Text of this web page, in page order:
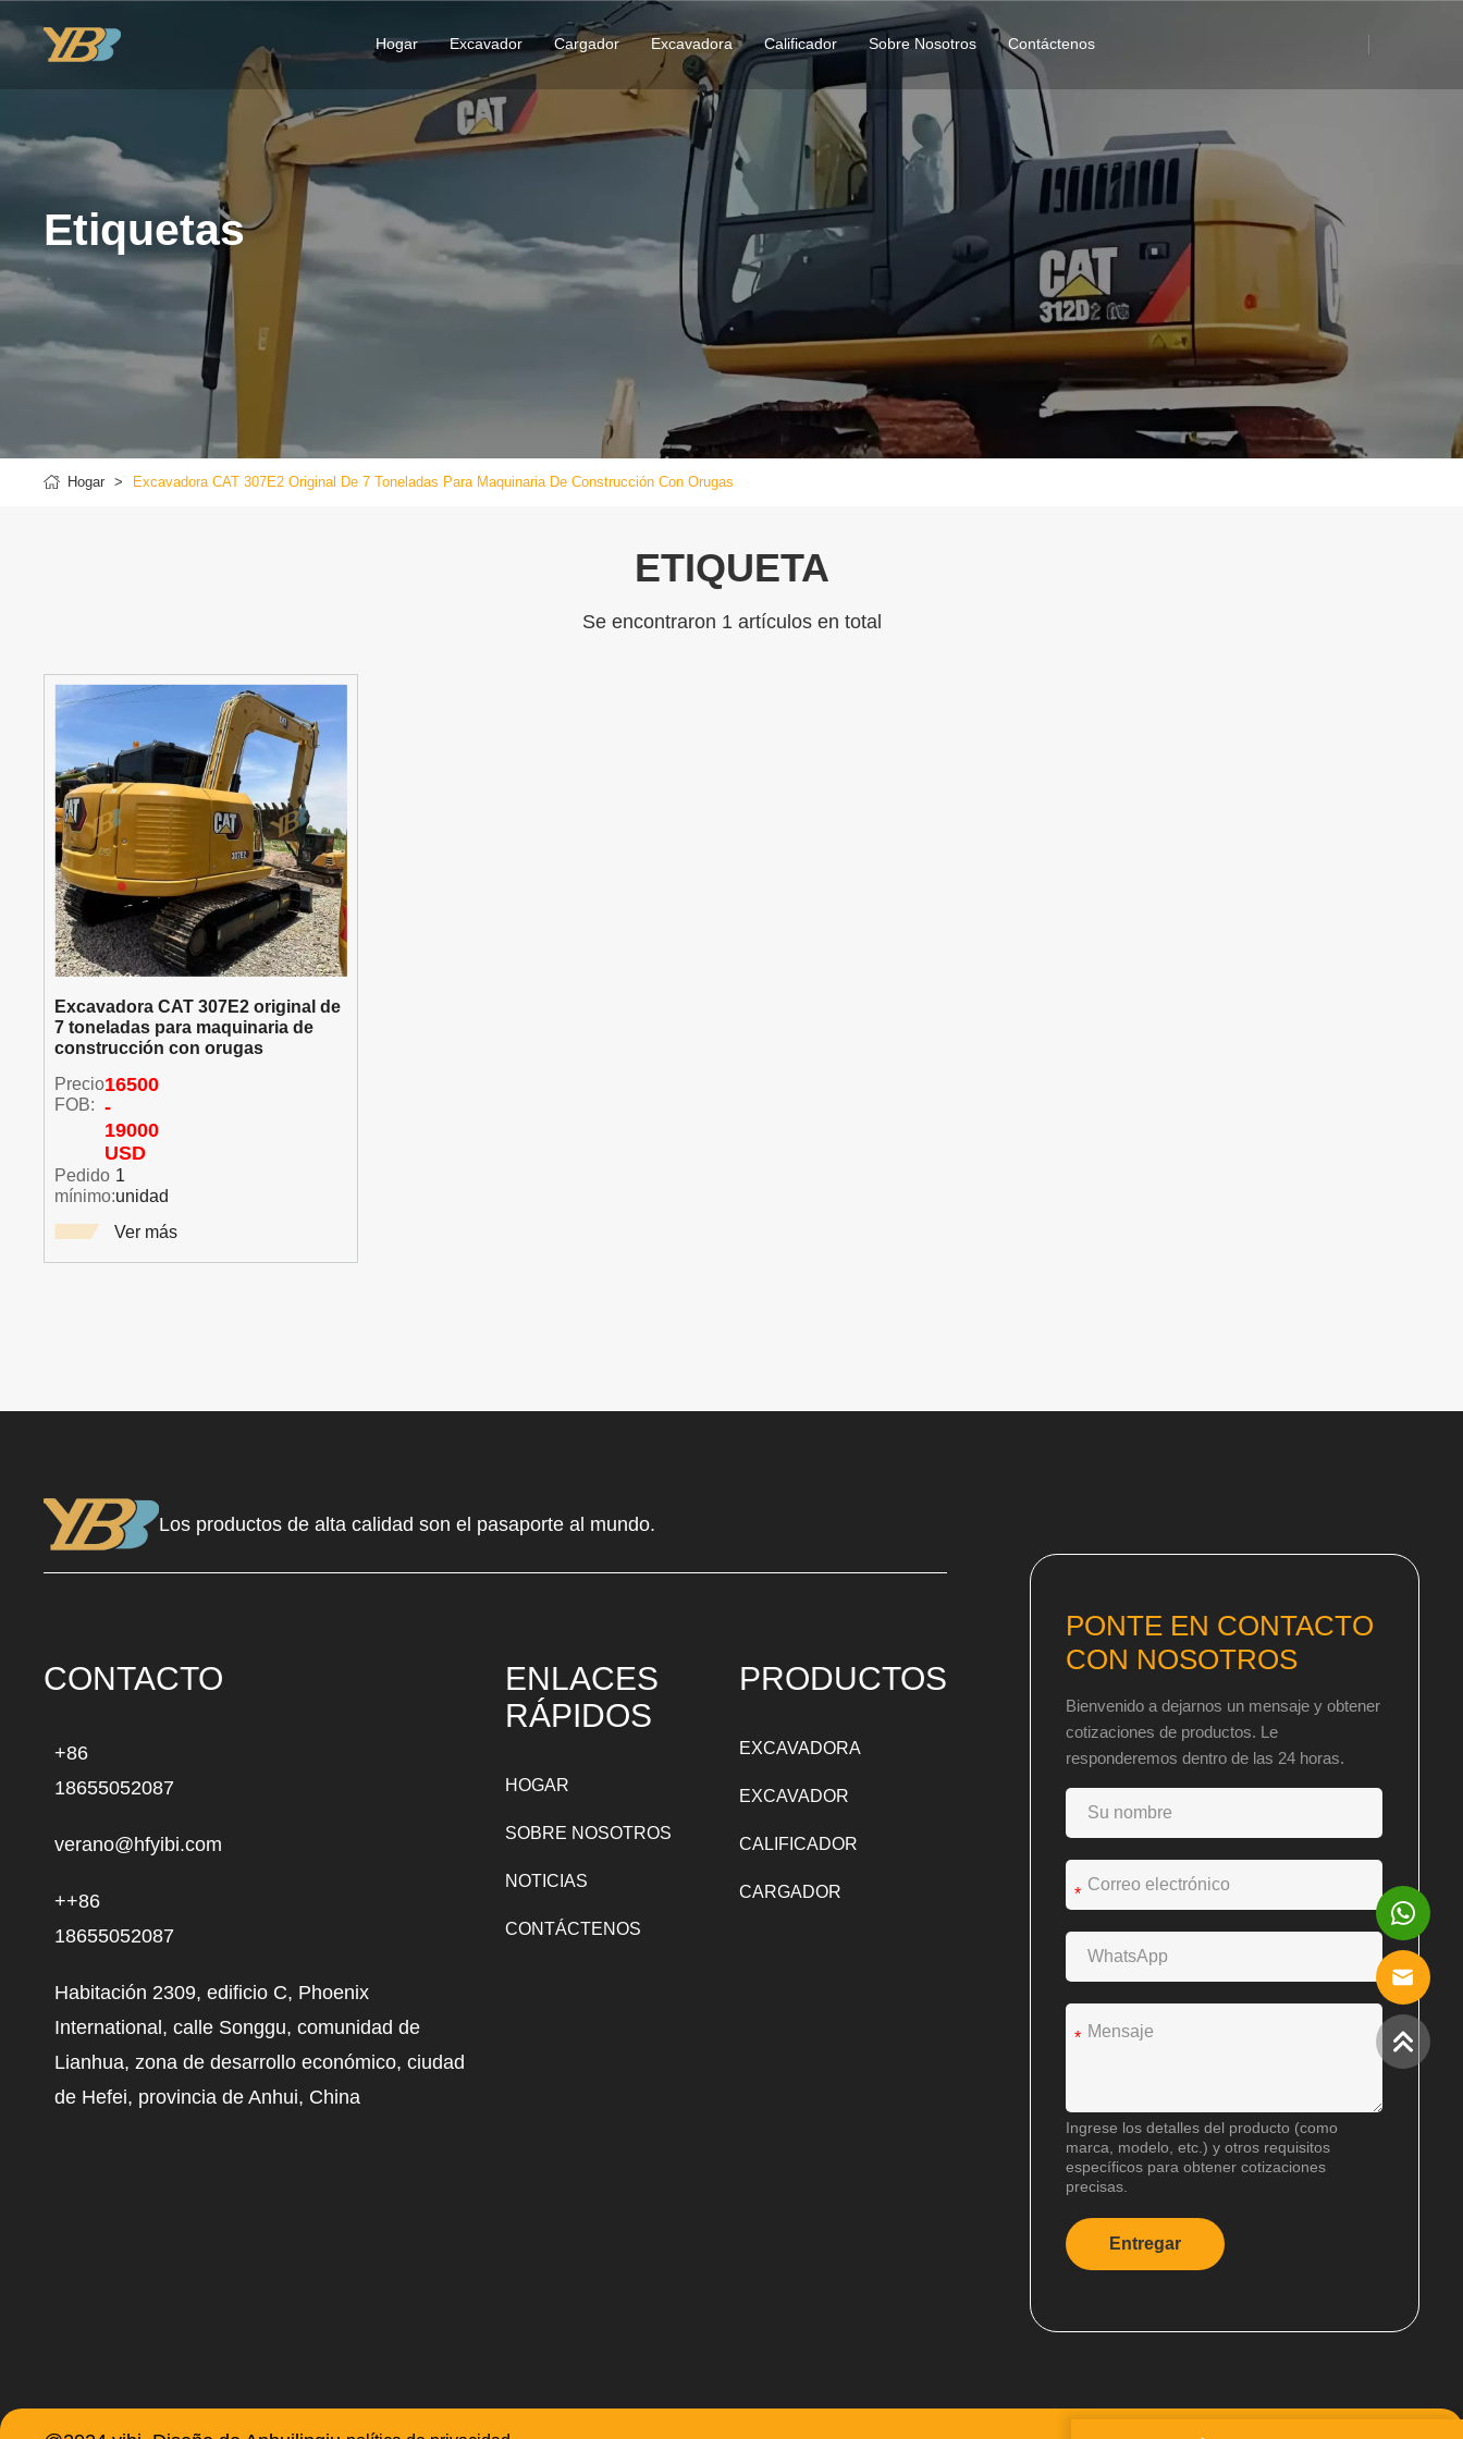
Hogar Excavador Cargador Excavadora Calificador Sobre Nosotros Contáctenos
Etiquetas
Hogar Excavadora CAT 307E2 Original De 7 Toneladas Para Maquinaria De Construcción Con Orugas
ETIQUETA
Se encontraron 1 artículos en total
Excavadora CAT 307E2 original de
7 toneladas para maquinaria de
construcción con orugas
Precio
FOB:
16500
-
19000
USD
Pedido
mínimo:
1
unidad
Ver más
Los productos de alta calidad son el pasaporte al mundo.
CONTACTO
+86
18655052087
verano@hfyibi.com
++86
18655052087
Habitación 2309, edificio C, Phoenix
International, calle Songgu, comunidad de
Lianhua, zona de desarrollo económico, ciudad
de Hefei, provincia de Anhui, China
ENLACES
RÁPIDOS
HOGAR
SOBRE NOSOTROS
NOTICIAS
CONTÁCTENOS
PRODUCTOS
EXCAVADORA
EXCAVADOR
CALIFICADOR
CARGADOR
PONTE EN CONTACTO
CON NOSOTROS
Bienvenido a dejarnos un mensaje y obtener
cotizaciones de productos. Le
responderemos dentro de las 24 horas.
*
*
Ingrese los detalles del producto (como
marca, modelo, etc.) y otros requisitos
específicos para obtener cotizaciones
precisas.
Entregar
e